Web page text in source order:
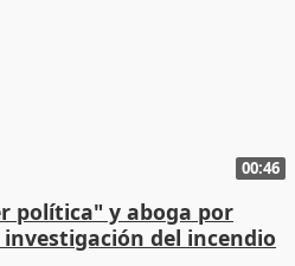
00:46
política" y aboga por
del incendio